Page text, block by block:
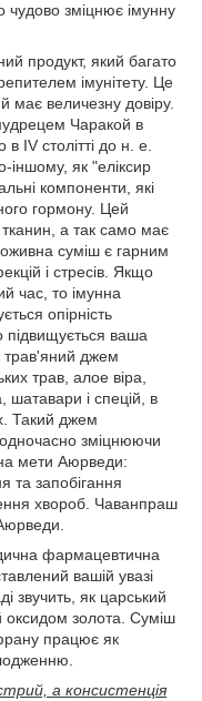
чудово зміцнює імунну
продукт, який багато
імунітету. Це
має величезну довіру.
Чаракой в
IV столітті до н. е.
як "еліксир
компоненти, які
гормону. Цей
тканин, а так само має
суміш є гарним
і стресів. Якщо
час, то імунна
опірність
ваша
трав'яний джем
трав, алое віра,
шатавари і спецій, в
Такий джем
зміцнюючи
мети Аюрведи:
та запобігання
хвороб. Чаванпраш
фармацевтична
вашій увазі
звучить, як царський
оксидом золота. Суміш
працює як
а консистенція